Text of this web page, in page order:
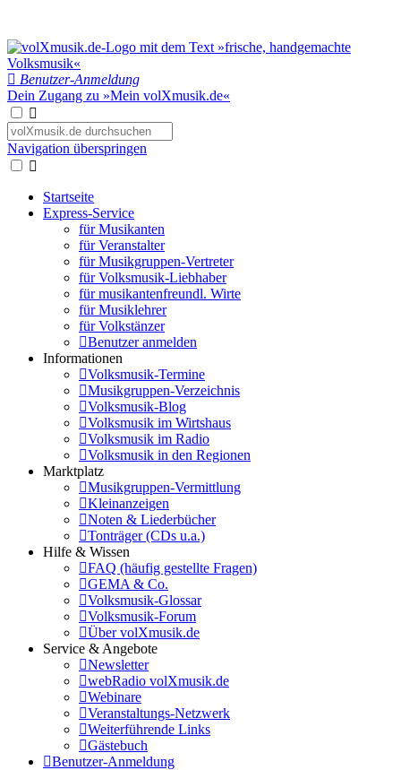
Benutzer-Anmeldung
Dein Zugang zu »Mein volXmusik.de«
Navigation überspringen
Startseite
Express-Service
für Musikanten
für Veranstalter
für Musikgruppen-Vertreter
für Volksmusik-Liebhaber
für musikantenfreundl. Wirte
für Musiklehrer
für Volkstänzer
Benutzer anmelden
Informationen
Volksmusik-Termine
Musikgruppen-Verzeichnis
Volksmusik-Blog
Volksmusik im Wirtshaus
Volksmusik im Radio
Volksmusik in den Regionen
Marktplatz
Musikgruppen-Vermittlung
Kleinanzeigen
Noten & Liederbücher
Tonträger (CDs u.a.)
Hilfe & Wissen
FAQ (häufig gestellte Fragen)
GEMA & Co.
Volksmusik-Glossar
Volksmusik-Forum
Über volXmusik.de
Service & Angebote
Newsletter
webRadio volXmusik.de
Webinare
Veranstaltungs-Netzwerk
Weiterführende Links
Gästebuch
Benutzer-Anmeldung